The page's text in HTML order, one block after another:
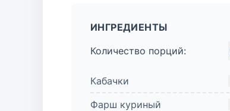
ИНГРЕДИЕНТЫ
Количество порций:
Кабачки
Фарш куриный